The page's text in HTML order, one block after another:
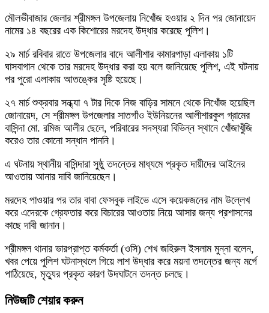
মৌলভীবাজার জেলার শ্রীমঙ্গল উপজেলায় নিখোঁজ হওয়ার ২ দিন পর জোনায়েদ
নামের ১৪ বছরের এক কিশোরের মরদেহ উদ্ধার করেছে পুলিশ।
২৯ মার্চ রবিবার রাতে উপজেলার বাদে আলীশার কামারপাড়া এলাকায় ১টি
ঘাসবাগান থেকে তার মরদেহ উদ্ধার করা হয় বলে জানিয়েছে পুলিশ, এই ঘটনায়
পর পুরো এলাকায় আতঙ্কের সৃষ্টি হয়েছে।
২৭ মার্চ শুক্রবার সন্ধ্যা ৭ টার দিকে নিজ বাড়ির সামনে থেকে নিখোঁজ হয়েছিল
জোনায়েদ, সে শ্রীমঙ্গল উপজেলার সাতগাঁও ইউনিয়নের আলীশারকুল গ্রামের
বাসিন্দা মো. রমিজ আলীর ছেলে, পরিবারের সদস্যরা বিভিন্ন স্থানে খোঁজাখুঁজি
করেও তার কোনো সন্ধান পাননি।
এ ঘটনায় স্থানীয় বাসিন্দারা সুষ্ঠু তদন্তের মাধ্যমে প্রকৃত দায়ীদের আইনের
আওতায় আনার দাবি জানিয়েছেন।
মরদেহ পাওয়ার পর তার বাবা ফেসবুক লাইভে এসে কয়েকজনের নাম উল্লেখ
করে এদেরকে গ্রেফতার করে বিচারের আওতায় নিয়ে আসার জন্য প্রশাসনের
কাছে দাবী জানান।
শ্রীমঙ্গল থানার ভারপ্রাপ্ত কর্মকর্তা (ওসি) শেখ জহিরুল ইসলাম মুন্না বলেন,
খবর পেয়ে পুলিশ ঘটনাস্থলে গিয়ে লাশ উদ্ধার করে ময়না তদন্তের জন্য মর্গে
পাঠিয়েছে, মৃত্যুর প্রকৃত কারণ উদঘাটনে তদন্ত চলছে।
নিউজটি শেয়ার করুন